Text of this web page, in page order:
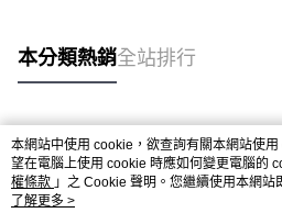
本分類熱銷全站排行
熱門標籤
本網站中使用 cookie，欲查詢有關本網站使
望在電腦上使用 cookie 時應如何變更電腦的
權條款 」之 Cookie 聲明。您繼續使用本網
用條款之 Cookie 聲明使用 cookie。
了解更多 >